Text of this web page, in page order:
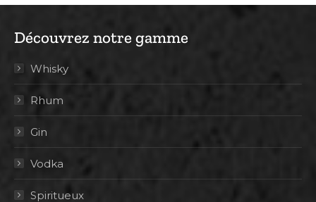
Découvrez notre gamme
Whisky
Rhum
Gin
Vodka
Spiritueux